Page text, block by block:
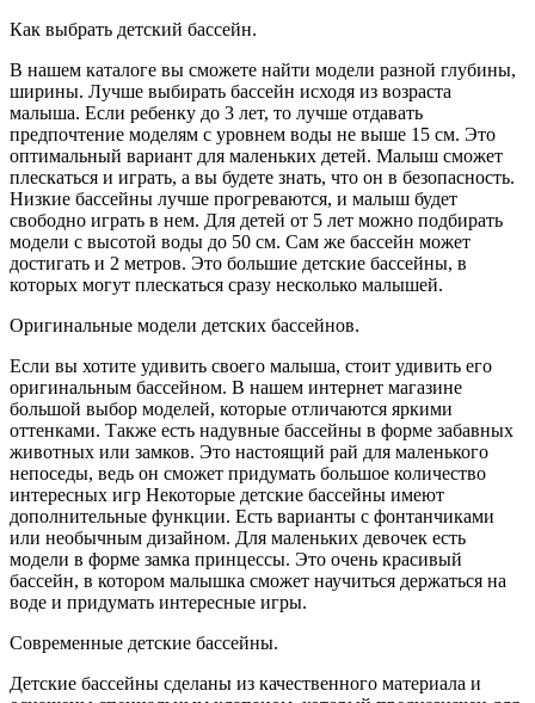
Как выбрать детский бассейн.
В нашем каталоге вы сможете найти модели разной глубины,
ширины. Лучше выбирать бассейн исходя из возраста
малыша. Если ребенку до 3 лет, то лучше отдавать
предпочтение моделям с уровнем воды не выше 15 см. Это
оптимальный вариант для маленьких детей. Малыш сможет
плескаться и играть, а вы будете знать, что он в безопасность.
Низкие бассейны лучше прогреваются, и малыш будет
свободно играть в нем. Для детей от 5 лет можно подбирать
модели с высотой воды до 50 см. Сам же бассейн может
достигать и 2 метров. Это большие детские бассейны, в
которых могут плескаться сразу несколько малышей.
Оригинальные модели детских бассейнов.
Если вы хотите удивить своего малыша, стоит удивить его
оригинальным бассейном. В нашем интернет магазине
большой выбор моделей, которые отличаются яркими
оттенками. Также есть надувные бассейны в форме забавных
животных или замков. Это настоящий рай для маленького
непоседы, ведь он сможет придумать большое количество
интересных игр Некоторые детские бассейны имеют
дополнительные функции. Есть варианты с фонтанчиками
или необычным дизайном. Для маленьких девочек есть
модели в форме замка принцессы. Это очень красивый
бассейн, в котором малышка сможет научиться держаться на
воде и придумать интересные игры.
Современные детские бассейны.
Детские бассейны сделаны из качественного материала и